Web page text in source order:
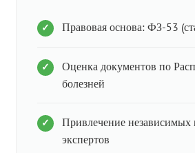
Правовая основа: ФЗ-53
Оценка документов по
болезней
Привлечение
экспертов